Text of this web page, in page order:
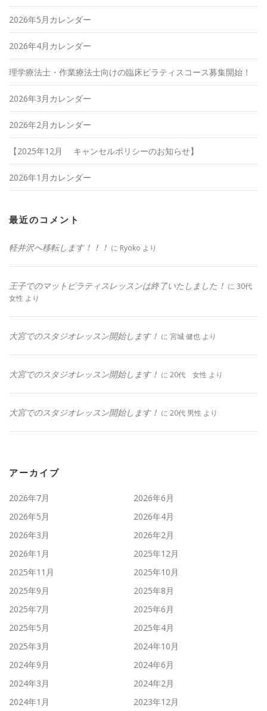
2026年5月カレンダー
2026年4月カレンダー
理学療法士・作業療法士向けの臨床ピラティスコース募集開始！
2026年3月カレンダー
2026年2月カレンダー
【2025年12月 キャンセルポリシーのお知らせ】
2026年1月カレンダー
最近のコメント
軽井沢へ移転します！！！ に Ryoko より
王子でのマットピラティスレッスンは終了いたしました！ に 30代
女性 より
大宮でのスタジオレッスン開始します！ に 宮城 健也 より
大宮でのスタジオレッスン開始します！ に 20代 女性 より
大宮でのスタジオレッスン開始します！ に 20代 男性 より
アーカイブ
2026年7月
2026年6月
2026年5月
2026年4月
2026年3月
2026年2月
2026年1月
2025年12月
2025年11月
2025年10月
2025年9月
2025年8月
2025年7月
2025年6月
2025年5月
2025年4月
2025年3月
2024年10月
2024年9月
2024年6月
2024年3月
2024年2月
2024年1月
2023年12月